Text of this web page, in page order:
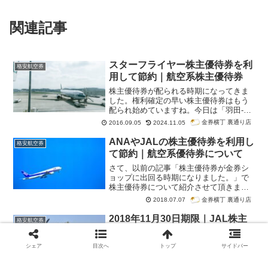
関連記事
格安航空券
スターフライヤー株主優待券を利
用して節約｜航空系株主優待券
株主優待券が配られる時期になってきま
した。権利確定の早い株主優待券はもう
配られ始めていますね。今日は「羽田-福
岡」「羽田-北九州」間の航空チケットで
紹介します。
2016.09.05 2024.11.05 金券横丁 裏通り店
格安航空券
ANAやJALの株主優待券を利用し
て節約｜航空系優待券について
さて、以前の記事「株主優待券が金券シ
ョップに出回る時期になりました。」で
株主優待券について紹介させて頂きまし
た。今日はANAやJALに代表される航空
系の株主優待券についてもっと詳しく解
説します。
2018.07.07 金券横丁 裏通り店
格安航空券
2018年11月30日期限｜JAL株主
優待券 金券ショップでの価格相
シェア 目次へ トップ サイドバー